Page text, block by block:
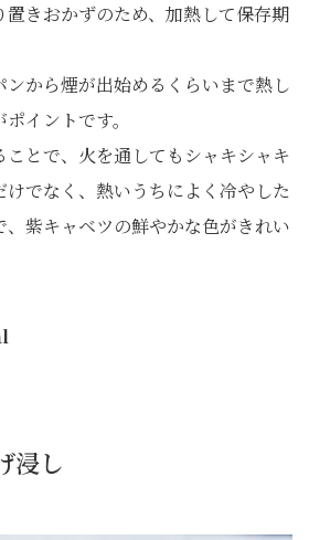
置きおかずのため、加熱して保存期
から煙が出始めるくらいまで熱し
イントです。
とで、火を通してもシャキシャキ
でなく、熱いうちによく冷やした
紫キャベツの鮮やかな色がきれい
浸し